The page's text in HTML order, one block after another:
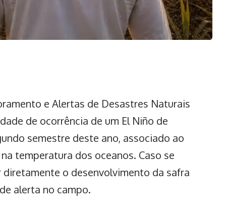
e Alertas de Desastres Naturais
de ocorrência de um El Niño de
semestre deste ano, associado ao
temperatura dos oceanos. Caso se
diretamente o desenvolvimento da safra
alerta no campo.